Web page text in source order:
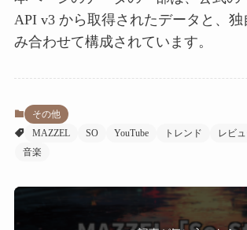
API v3 から取得されたデータと、独
み合わせて構成されています。
その他
MAZZEL
SO YouTube トレンド レビ
音楽